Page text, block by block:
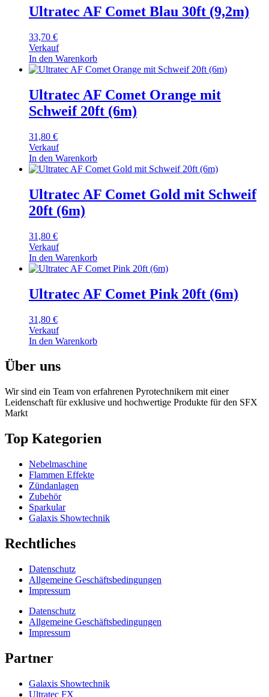
Ultratec AF Comet Blau 30ft (9,2m)
33,70 €
Verkauf
In den Warenkorb
Ultratec AF Comet Orange mit
Schweif 20ft (6m)
31,80 €
Verkauf
In den Warenkorb
Ultratec AF Comet Gold mit Schweif
20ft (6m)
31,80 €
Verkauf
In den Warenkorb
Ultratec AF Comet Pink 20ft (6m)
31,80 €
Verkauf
In den Warenkorb
Über uns
Wir sind ein Team von erfahrenen Pyrotechnikern mit einer
Leidenschaft für exklusive und hochwertige Produkte für den SFX
Markt
Top Kategorien
Nebelmaschine
Flammen Effekte
Zündanlagen
Zubehör
Sparkular
Galaxis Showtechnik
Rechtliches
Datenschutz
Allgemeine Geschäftsbedingungen
Impressum
Datenschutz
Allgemeine Geschäftsbedingungen
Impressum
Partner
Galaxis Showtechnik
Ultratec FX